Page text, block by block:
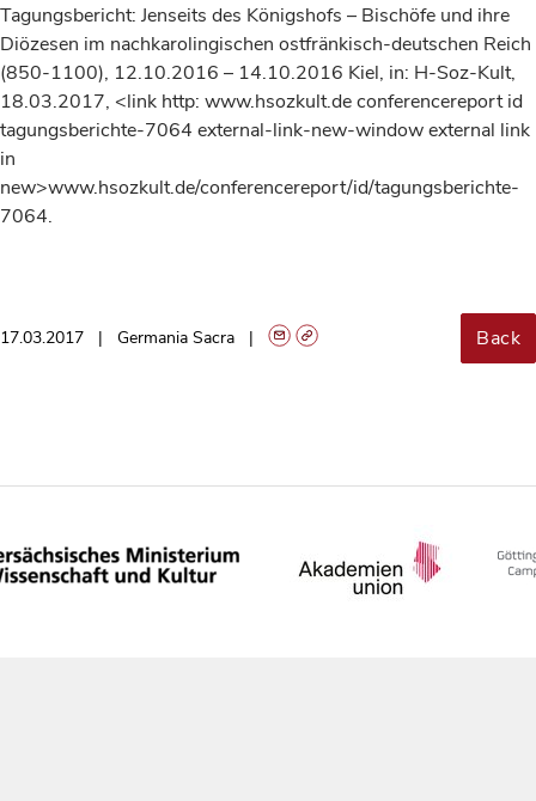
Tagungsbericht: Jenseits des Königshofs – Bischöfe und ihre
Diözesen im nachkarolingischen ostfränkisch-deutschen Reich
(850-1100), 12.10.2016 – 14.10.2016 Kiel, in: H-Soz-Kult,
18.03.2017, <link http: www.hsozkult.de conferencereport id
tagungsberichte-7064 external-link-new-window external link
in
new>www.hsozkult.de/conferencereport/id/tagungsberichte-
7064.
17.03.2017 Germania Sacra Back